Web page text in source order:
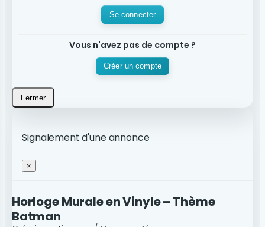
Se connecter
Vous n'avez pas de compte ?
Créer un compte
Fermer
Signalement d'une annonce
×
Horloge Murale en Vinyle – Thème
Batman